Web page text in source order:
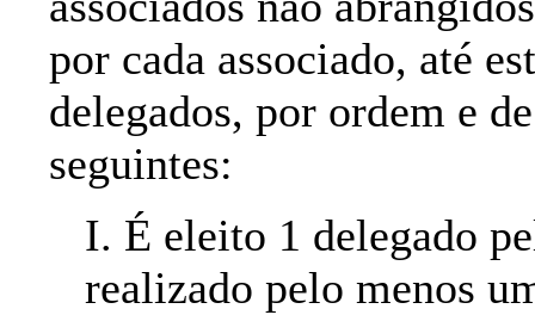
por cada associado, até
delegados, por ordem e
seguintes:
I. É eleito 1 delegado
realizado pelo menos